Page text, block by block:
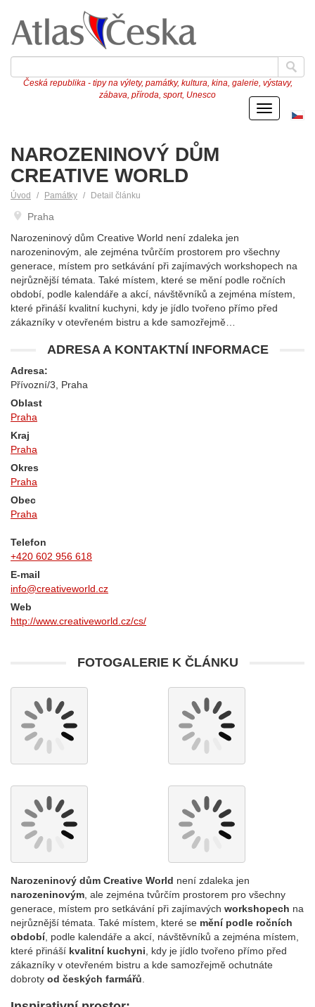
Česká republika - tipy na výlety, památky, kultura, kina, galerie, výstavy,
zábava, příroda, sport, Unesco
Menu
NAROZENINOVÝ DŮM
CREATIVE WORLD
Úvod Památky Detail článku
Praha
Narozeninový dům Creative World není zdaleka jen
narozeninovým, ale zejména tvůrčím prostorem pro všechny
generace, místem pro setkávání při zajímavých workshopech na
nejrůznější témata. Také místem, které se mění podle ročních
období, podle kalendáře a akcí, návštěvníků a zejména místem,
které přináší kvalitní kuchyni, kdy je jídlo tvořeno přímo před
zákazníky v otevřeném bistru a kde samozřejmě…
ADRESA A KONTAKTNÍ INFORMACE
Adresa:
Přívozní/3, Praha
Oblast
Praha
Kraj
Praha
Okres
Praha
Obec
Praha
Telefon
+420 602 956 618
E-mail
info@creativeworld.cz
Web
http://www.creativeworld.cz/cs/
FOTOGALERIE K ČLÁNKU
Narozeninový dům Creative World není zdaleka jen
narozeninovým , ale zejména tvůrčím prostorem pro všechny
generace, místem pro setkávání při zajímavých workshopech na
nejrůznější témata. Také místem, které se mění podle ročních
období, podle kalendáře a akcí, návštěvníků a zejména místem,
které přináší kvalitní kuchyni , kdy je jídlo tvořeno přímo před
zákazníky v otevřeném bistru a kde samozřejmě ochutnáte
dobroty od českých farmářů